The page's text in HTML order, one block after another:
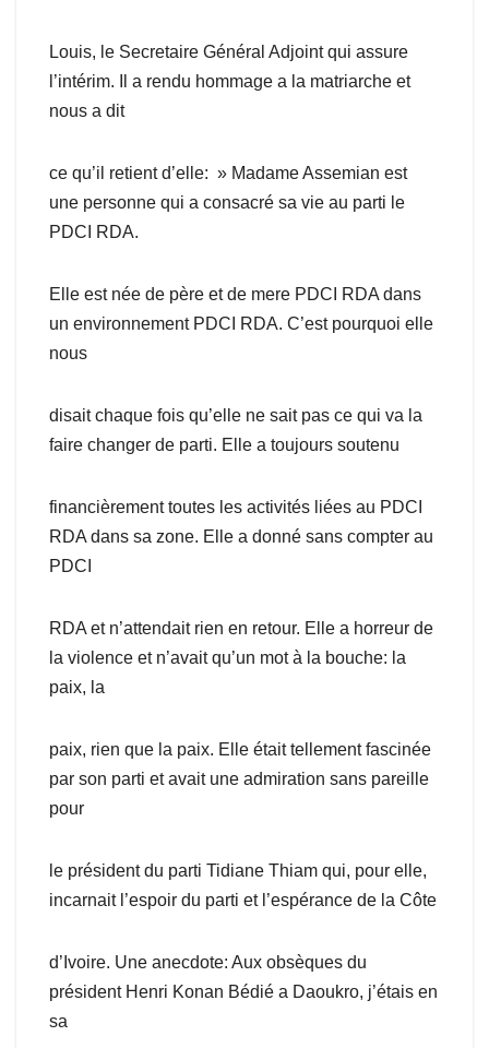
Louis, le Secretaire Général Adjoint qui assure
l’intérim. Il a rendu hommage a la matriarche et
nous a dit
ce qu’il retient d’elle: » Madame Assemian est
une personne qui a consacré sa vie au parti le
PDCI RDA.
Elle est née de père et de mere PDCI RDA dans
un environnement PDCI RDA. C’est pourquoi elle
nous
disait chaque fois qu’elle ne sait pas ce qui va la
faire changer de parti. Elle a toujours soutenu
financièrement toutes les activités liées au PDCI
RDA dans sa zone. Elle a donné sans compter au
PDCI
RDA et n’attendait rien en retour. Elle a horreur de
la violence et n’avait qu’un mot à la bouche: la
paix, la
paix, rien que la paix. Elle était tellement fascinée
par son parti et avait une admiration sans pareille
pour
le président du parti Tidiane Thiam qui, pour elle,
incarnait l’espoir du parti et l’espérance de la Côte
d’Ivoire. Une anecdote: Aux obsèques du
président Henri Konan Bédié a Daoukro, j’étais en
sa